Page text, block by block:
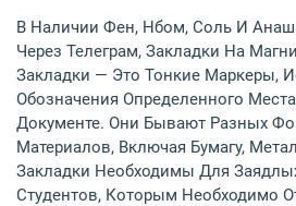
В Наличии Фен, Нбом, Соль И
Через Телеграм, Закладки На
Закладки — Это Тонкие Маркеры,
Обозначения Определенного
Документе. Они Бывают Разных
Материалов, Включая Бумагу,
Закладки Необходимы Для
Студентов, Которым Необходимо